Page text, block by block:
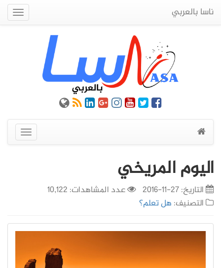
ناسا بالعربي
عرض
القائمة
اليوم المريخي
التاريخ:27-11-2016
عدد المشاهدات: 10,122
التصنيف: هل تعلم؟